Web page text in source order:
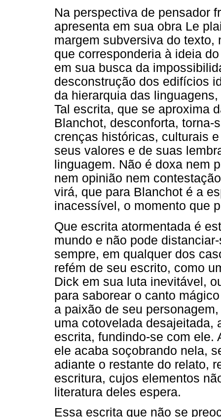
Na perspectiva de pensador
apresenta em sua obra Le
margem subversiva do texto,
que corresponderia à ideia
em sua busca da
desconstrução dos edifícios
da hierarquia das
Tal escrita, que se aproxima
Blanchot, desconforta,
crenças históricas, culturais
seus valores e de suas
linguagem. Não é doxa nem
nem opinião nem
virá, que para Blanchot é a
inacessível, o momento que
Que escrita atormentada é
mundo e não pode
sempre, em qualquer dos
refém de seu escrito, como
Dick em sua luta inevitável,
para saborear o canto
a paixão de seu
uma cotovelada desajeitada,
escrita, fundindo-se com ele.
ele acaba soçobrando nela,
adiante o restante do relato,
escritura, cujos elementos
literatura deles espera.
Essa escrita que não se